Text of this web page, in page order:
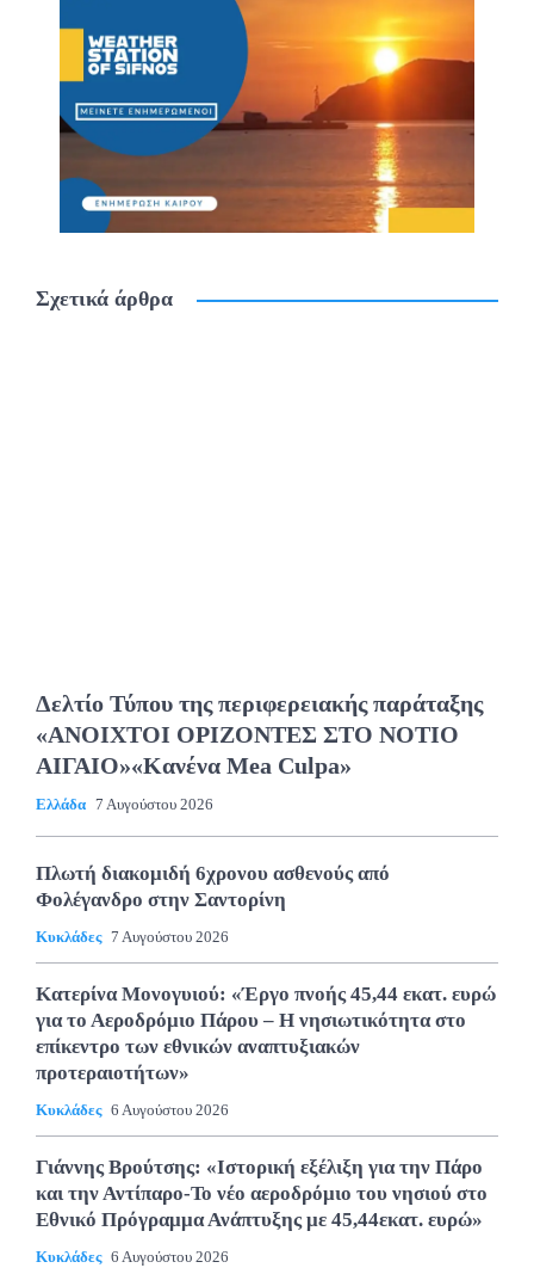
Σχετικά άρθρα
Δελτίο Τύπου της περιφερειακής παράταξης
«ΑΝΟΙΧΤΟΙ ΟΡΙΖΟΝΤΕΣ ΣΤΟ ΝΟΤΙΟ
ΑΙΓΑΙΟ»«Κανένα Mea Culpa»
Ελλάδα 7 Αυγούστου 2026
Πλωτή διακομιδή 6χρονου ασθενούς από
Φολέγανδρο στην Σαντορίνη
Κυκλάδες 7 Αυγούστου 2026
Κατερίνα Μονογυιού: «Έργο πνοής 45,44 εκατ. ευρώ
για το Αεροδρόμιο Πάρου – Η νησιωτικότητα στο
επίκεντρο των εθνικών αναπτυξιακών
προτεραιοτήτων»
Κυκλάδες 6 Αυγούστου 2026
Γιάννης Βρούτσης: «Ιστορική εξέλιξη για την Πάρο
και την Αντίπαρο-Το νέο αεροδρόμιο του νησιού στο
Εθνικό Πρόγραμμα Ανάπτυξης με 45,44εκατ. ευρώ»
Κυκλάδες 6 Αυγούστου 2026